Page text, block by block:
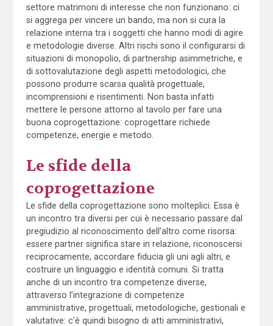
settore matrimoni di interesse che non funzionano: ci
si aggrega per vincere un bando, ma non si cura la
relazione interna tra i soggetti che hanno modi di agire
e metodologie diverse. Altri rischi sono il configurarsi di
situazioni di monopolio, di partnership asimmetriche, e
di sottovalutazione degli aspetti metodologici, che
possono produrre scarsa qualità progettuale,
incomprensioni e risentimenti. Non basta infatti
mettere le persone attorno al tavolo per fare una
buona coprogettazione: coprogettare richiede
competenze, energie e metodo.
Le sfide della
coprogettazione
Le sfide della coprogettazione sono molteplici. Essa è
un incontro tra diversi per cui è necessario passare dal
pregiudizio al riconoscimento dell’altro come risorsa:
essere partner significa stare in relazione, riconoscersi
reciprocamente, accordare fiducia gli uni agli altri, e
costruire un linguaggio e identità comuni. Si tratta
anche di un incontro tra competenze diverse,
attraverso l’integrazione di competenze
amministrative, progettuali, metodologiche, gestionali e
valutative: c’è quindi bisogno di atti amministrativi,